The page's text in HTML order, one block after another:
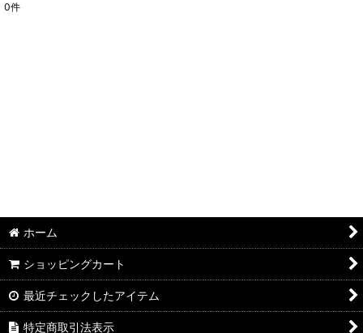
0件
ホーム
ショッピングカート
最近チェックしたアイテム
特定商取引法表示